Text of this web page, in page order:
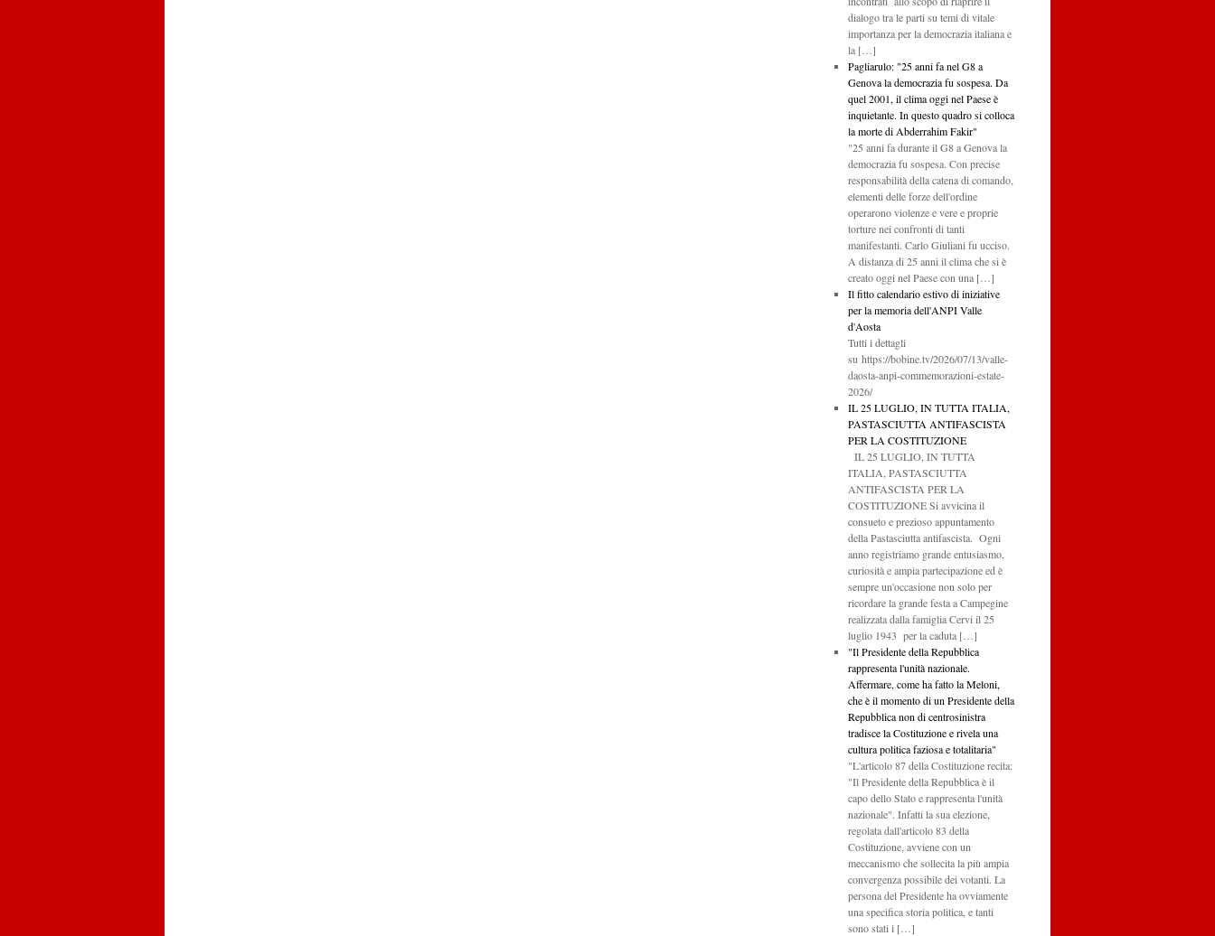
dialogo tra le parti su temi di vitale
importanza per la democrazia italiana e
la […]
Pagliarulo: "25 anni fa nel G8 a
Genova la democrazia fu sospesa. Da
quel 2001, il clima oggi nel Paese è
inquietante. In questo quadro si colloca
la morte di Abderrahim Fakir"
"25 anni fa durante il G8 a Genova la
democrazia fu sospesa. Con precise
responsabilità della catena di comando,
elementi delle forze dell'ordine
operarono violenze e vere e proprie
torture nei confronti di tanti
manifestanti. Carlo Giuliani fu ucciso.
A distanza di 25 anni il clima che si è
creato oggi nel Paese con una […]
Il fitto calendario estivo di iniziative
per la memoria dell'ANPI Valle
d'Aosta
Tutti i dettagli
su https://bobine.tv/2026/07/13/valle-
daosta-anpi-commemorazioni-estate-
2026/
IL 25 LUGLIO, IN TUTTA ITALIA,
PASTASCIUTTA ANTIFASCISTA
PER LA COSTITUZIONE
IL 25 LUGLIO, IN TUTTA
ITALIA, PASTASCIUTTA
ANTIFASCISTA PER LA
COSTITUZIONE Si avvicina il
consueto e prezioso appuntamento
della Pastasciutta antifascista. Ogni
anno registriamo grande entusiasmo,
curiosità e ampia partecipazione ed è
sempre un'occasione non solo per
ricordare la grande festa a Campegine
realizzata dalla famiglia Cervi il 25
luglio 1943 per la caduta […]
"Il Presidente della Repubblica
rappresenta l'unità nazionale.
Affermare, come ha fatto la Meloni,
che è il momento di un Presidente della
Repubblica non di centrosinistra
tradisce la Costituzione e rivela una
cultura politica faziosa e totalitaria"
"L'articolo 87 della Costituzione recita:
"Il Presidente della Repubblica è il
capo dello Stato e rappresenta l'unità
nazionale". Infatti la sua elezione,
regolata dall'articolo 83 della
Costituzione, avviene con un
meccanismo che sollecita la più ampia
convergenza possibile dei votanti. La
persona del Presidente ha ovviamente
una specifica storia politica, e tanti
sono stati i […]